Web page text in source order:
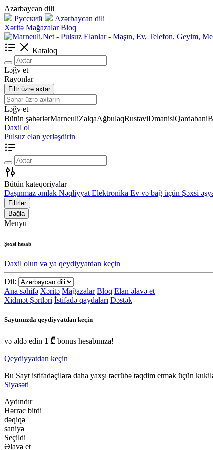
Azərbaycan dili
Русский
Azərbaycan dili
Xəritə Mağazalar Bloq
Kataloq
Ləğv et
Rayonlar
Filtr üzrə axtar
Ləğv et
Bütün şəhərlərMarneuliZalqaAğbulaqRustaviDmanisiQardabani
Daxil ol
Pulsuz elan yerləşdirin
Bütün kateqoriyalar
Daşınmaz əmlak Nəqliyyat Elektronika Ev və bağ üçün Şəxsi
Filtrlər
Bağla
Menyu
Şəxsi hesab
Daxil olun və ya qeydiyyatdan keçin
Dil:
Ana səhifə Xəritə Mağazalar Bloq Elan əlavə et
Xidmət Şərtləri İstifadə qaydaları Dəstək
Saytımızda qeydiyyatdan keçin
və əldə edin 1 ₾ bonus hesabınıza!
Qeydiyyatdan keçin
Bu Sayt istifadəçilərə daha yaxşı təcrübə təqdim etmək üçün
Siyasəti
Aydındır
Hərrac bitdi
dəqiqə
saniyə
Seçildi
Əlavə et